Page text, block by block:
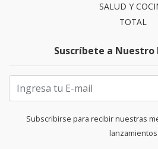
SALUD Y
TOTAL
Suscríbete a
Subscribirse para recibir nuestras
lanzamientos